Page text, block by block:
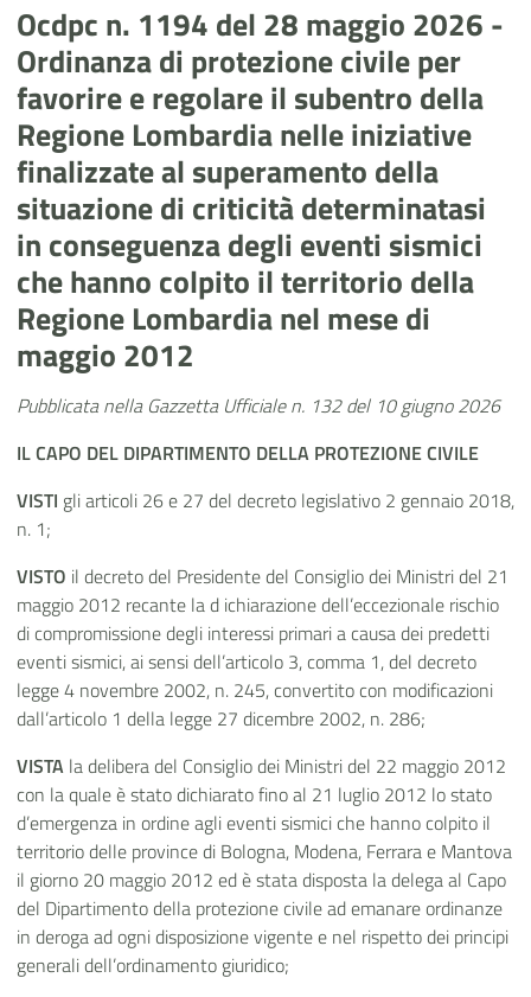
Ocdpc n. 1194 del 28 maggio 2026 -
Ordinanza di protezione civile per
favorire e regolare il subentro della
Regione Lombardia nelle iniziative
finalizzate al superamento della
situazione di criticità determinatasi
in conseguenza degli eventi sismici
che hanno colpito il territorio della
Regione Lombardia nel mese di
maggio 2012
Pubblicata nella Gazzetta Ufficiale n. 132 del 10 giugno 2026
IL CAPO DEL DIPARTIMENTO DELLA PROTEZIONE CIVILE
VISTI gli articoli 26 e 27 del decreto legislativo 2 gennaio 2018,
n. 1;
VISTO il decreto del Presidente del Consiglio dei Ministri del 21
maggio 2012 recante la d ichiarazione dell’eccezionale rischio
di compromissione degli interessi primari a causa dei predetti
eventi sismici, ai sensi dell’articolo 3, comma 1, del decreto
legge 4 novembre 2002, n. 245, convertito con modificazioni
dall’articolo 1 della legge 27 dicembre 2002, n. 286;
VISTA la delibera del Consiglio dei Ministri del 22 maggio 2012
con la quale è stato dichiarato fino al 21 luglio 2012 lo stato
d’emergenza in ordine agli eventi sismici che hanno colpito il
territorio delle province di Bologna, Modena, Ferrara e Mantova
il giorno 20 maggio 2012 ed è stata disposta la delega al Capo
del Dipartimento della protezione civile ad emanare ordinanze
in deroga ad ogni disposizione vigente e nel rispetto dei principi
generali dell’ordinamento giuridico;